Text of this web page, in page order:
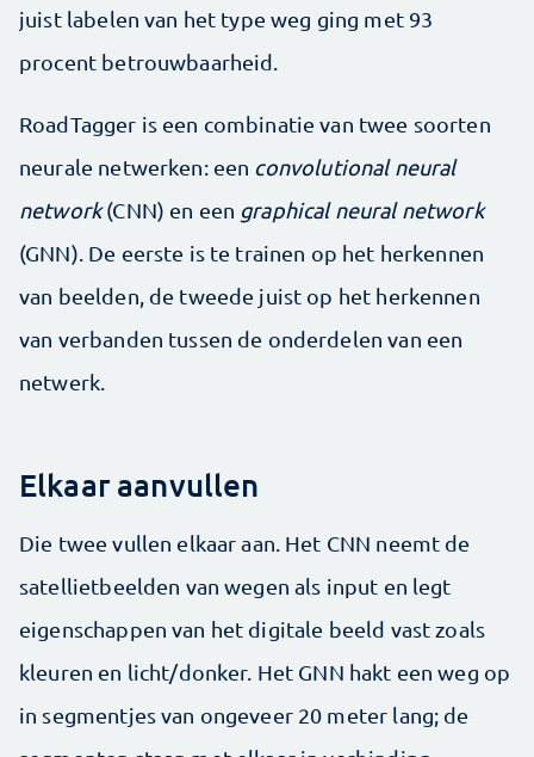
juist labelen van het type weg ging met 93
procent betrouwbaarheid.
RoadTagger is een combinatie van twee soorten
neurale netwerken: een convolutional neural
network(CNN) en een graphical neural network
(GNN). De eerste is te trainen op het herkennen
van beelden, de tweede juist op het herkennen
van verbanden tussen de onderdelen van een
netwerk.
Elkaar aanvullen
Die twee vullen elkaar aan. Het CNN neemt de
satellietbeelden van wegen als input en legt
eigenschappen van het digitale beeld vast zoals
kleuren en licht/donker. Het GNN hakt een weg op
in segmentjes van ongeveer 20 meter lang; de